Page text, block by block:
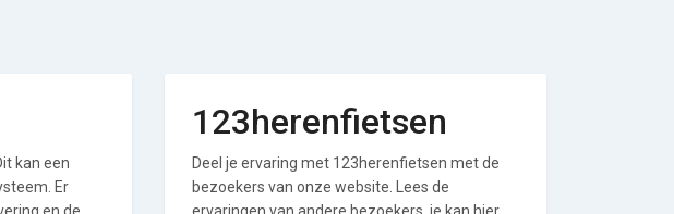
kan een
Er
123herenfietsen
Deel je ervaring met 123herenfietsen met de
bezoekers van onze website. Lees de